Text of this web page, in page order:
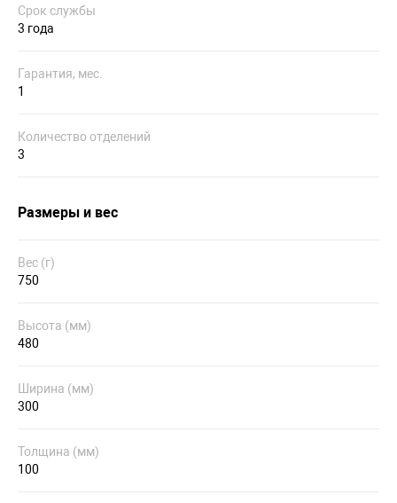
Срок службы
3 года
Гарантия, мес.
1
Количество отделений
3
Размеры и вес
Вес (г)
750
Высота (мм)
480
Ширина (мм)
300
Толщина (мм)
100